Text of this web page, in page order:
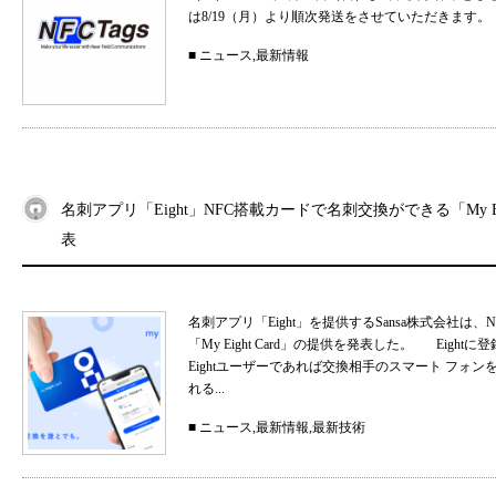
は8/19（月）より順次発送をさせていただき
■ ニュース,最新情報
名刺アプリ「Eight」NFC搭載カードで名刺交換ができる「My
表
名刺アプリ「Eight」を提供するSansa株式会社は
「My Eight Card」の提供を発表した。 Eightに
Eightユーザーであれば交換相手のスマート フォン
れる...
■ ニュース,最新情報,最新技術